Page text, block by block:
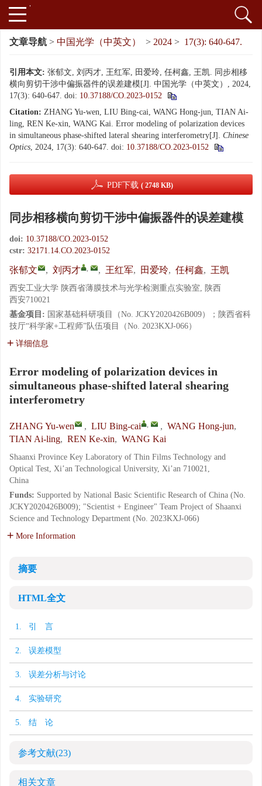
文章导航 > 中国光学（中英文） > 2024 > 17(3): 640-647.
引用本文: 张郁文, 刘丙才, 王红军, 田爱玲, 任柯鑫, 王凯. 同步相移
横向剪切干涉中偏振器件的误差建模[J]. 中国光学（中英文）, 2024,
17(3): 640-647. doi: 10.37188/CO.2023-0152
Citation: ZHANG Yu-wen, LIU Bing-cai, WANG Hong-jun, TIAN Ai-
ling, REN Ke-xin, WANG Kai. Error modeling of polarization devices
in simultaneous phase-shifted lateral shearing interferometry[J]. Chinese
Optics, 2024, 17(3): 640-647. doi: 10.37188/CO.2023-0152
PDF下载 ( 2748 KB)
同步相移横向剪切干涉中偏振器件的误差建模
doi: 10.37188/CO.2023-0152
cstr: 32171.14.CO.2023-0152
张郁文 , 刘丙才 , , 王红军, 田爱玲, 任柯鑫, 王凯
西安工业大学 陕西省薄膜技术与光学检测重点实验室, 陕西
西安710021
基金项目: 国家基础科研项目（No. JCKY2020426B009）；陕西省科
技厅“科学家+工程师”队伍项目（No. 2023KXJ-066）
详细信息
Error modeling of polarization devices in
simultaneous phase-shifted lateral shearing
interferometry
ZHANG Yu-wen , LIU Bing-cai , , WANG Hong-jun,
TIAN Ai-ling, REN Ke-xin, WANG Kai
Shaanxi Province Key Laboratory of Thin Films Technology and
Optical Test, Xi’an Technological University, Xi’an 710021,
China
Funds: Supported by National Basic Scientific Research of China (No.
JCKY2020426B009); "Scientist + Engineer" Team Project of Shaanxi
Science and Technology Department (No. 2023KXJ-066)
More Information
摘要
HTML全文
1. 引 言
2. 误差模型
3. 误差分析与讨论
4. 实验研究
5. 结 论
参考文献(23)
相关文章